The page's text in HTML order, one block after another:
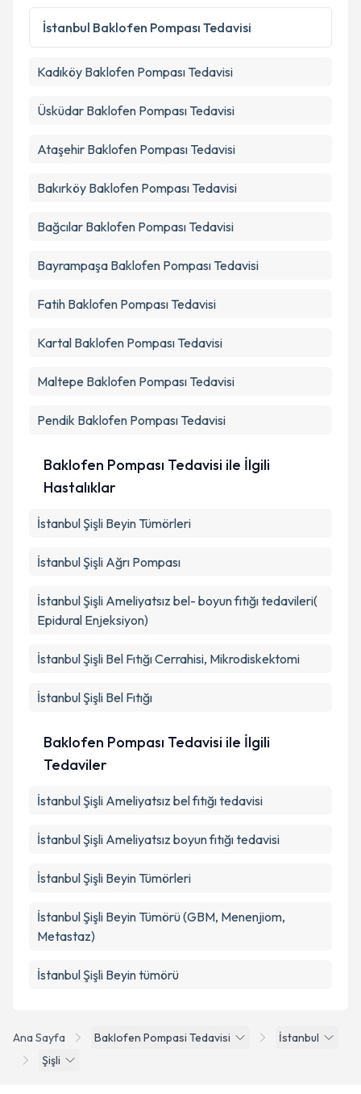
kapsamda işlenmesini kabul ediyorum.
Ana Sayfa Baklofen Pompasi Tedavisi
İstanbul
Şişli
İstanbul Baklofen Pompası Tedavisi
Kadıköy Baklofen Pompası Tedavisi
Üsküdar Baklofen Pompası Tedavisi
Ataşehir Baklofen Pompası Tedavisi
Bakırköy Baklofen Pompası Tedavisi
Bağcılar Baklofen Pompası Tedavisi
Bayrampaşa Baklofen Pompası Tedavisi
Fatih Baklofen Pompası Tedavisi
Kartal Baklofen Pompası Tedavisi
Maltepe Baklofen Pompası Tedavisi
Pendik Baklofen Pompası Tedavisi
Baklofen Pompası Tedavisi ile İlgili
Hastalıklar
İstanbul Şişli Beyin Tümörleri
İstanbul Şişli Ağrı Pompası
İstanbul Şişli Ameliyatsız bel- boyun fıtığı tedavileri(
Epidural Enjeksiyon)
İstanbul Şişli Bel Fıtığı Cerrahisi, Mikrodiskektomi
İstanbul Şişli Bel Fıtığı
Baklofen Pompası Tedavisi ile İlgili
Tedaviler
İstanbul Şişli Ameliyatsız bel fıtığı tedavisi
İstanbul Şişli Ameliyatsız boyun fıtığı tedavisi
İstanbul Şişli Beyin Tümörleri
İstanbul Şişli Beyin Tümörü (GBM, Menenjiom,
Metastaz)
İstanbul Şişli Beyin tümörü